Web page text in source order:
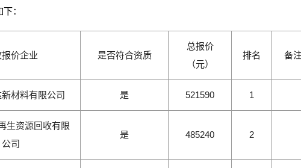
：
报价企业 是否符合资质
总报价
（元）
排名 备
材料有限公司 是 521590 1
生资源回收有限
公司
是 485240 2